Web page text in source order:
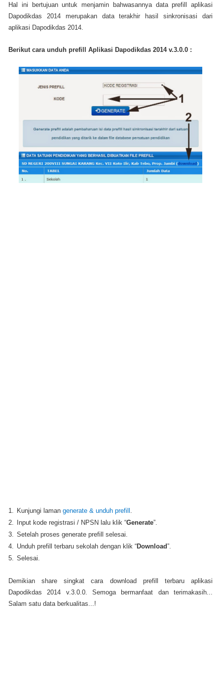
Hal ini bertujuan untuk menjamin bahwasannya data prefill aplikasi
Dapodikdas 2014 merupakan data terakhir hasil sinkronisasi dari
aplikasi Dapodikdas 2014.
Berikut cara unduh prefill Aplikasi Dapodikdas 2014 v.3.0.0 :
1. Kunjungi laman generate & unduh prefill .
2.
Input kode registrasi / NPSN lalu klik “Generate”.
3. Setelah proses generate prefill selesai.
4. Unduh prefill terbaru sekolah dengan klik “Download”.
5. Selesai.
Demikian share singkat cara download prefill terbaru aplikasi
Dapodikdas 2014 v.3.0.0. Semoga bermanfaat dan terimakasih...
Salam satu data berkualitas...!